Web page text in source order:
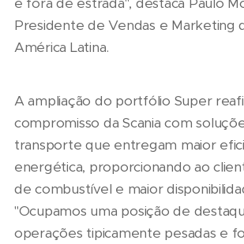
Presidente de Vendas e Marketing
América Latina.
A ampliação do portfólio Super
compromisso da Scania com
transporte que entregam maior
energética, proporcionando ao
de combustível e maior
"Ocupamos uma posição de
operações tipicamente pesadas e